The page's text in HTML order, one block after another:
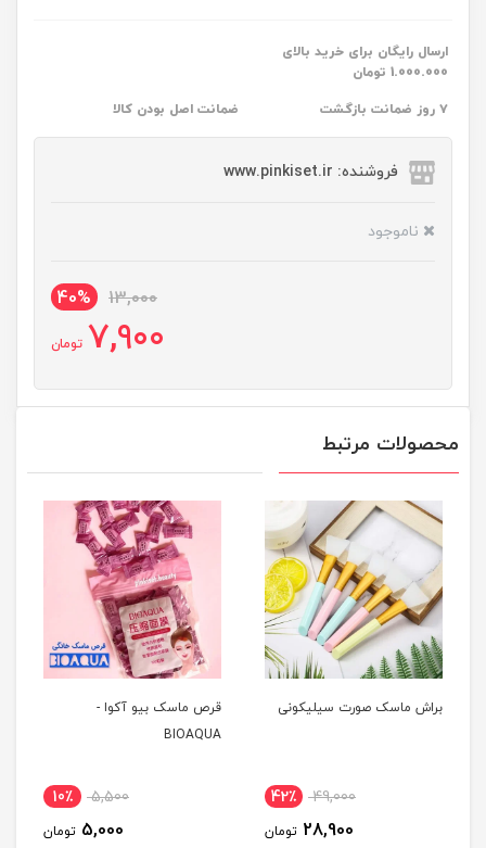
ارسال رایگان برای خرید بالای
1.000.000 تومان
۷ روز ضمانت بازگشت ضمانت اصل بودن کالا
فروشنده: www.pinkiset.ir
ناموجود
13,000
40%
7,900 تومان
محصولات مرتبط
براش ماسک صورت سیلیکونی
49,000 42٪
28,900 تومان
قرص ماسک بیو آکوا -
BIOAQUA
5,500 10٪
5,000 تومان